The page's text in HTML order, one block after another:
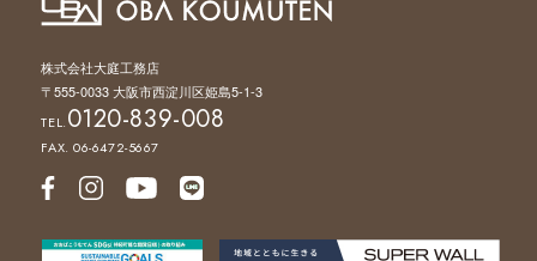
株式会社大庭工務店
〒555-0033 大阪市西淀川区姫島5-1-3
TEL.0120-839-008
FAX. 06-6472-5667